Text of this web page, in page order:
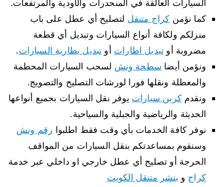
السيارات العالقة في المنحدرات والأودية والمرتفعات.
كما نؤمن كراج متنقل لتصليح أي عطل على باب
منزلكم ولكافة أنواع السيارات وتبديل أي قطعة
مضروبة أو تبديل اطارات أو تبديل بطارية السيارات.
ونؤمن أيضا سطحة ونش لسحب السيارات المحطمة
والمعطلة ونقلها فورا لورشات التصليح والتصويج.
ونقدمكرين سيارات يوفر نقل السيارات بجميع أنواعها
الحديثة والرياضية والجبلية والسياحية.
نوفر كافة الخدمات بأي وقت فقط اطلبوا رقم ونش
وسنقوم بمساعدتكم بنقل السيارات من المواقف
الحرجة أو تصليح أي عطل خارجي او داخلي عبر خدمة
كراج و بنشر متنقل الكويت